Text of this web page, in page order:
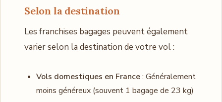
Selon la destination
Les franchises bagages peuvent également
varier selon la destination de votre vol :
Vols domestiques en France: Généralement
moins généreux (souvent 1 bagage de 23 kg)